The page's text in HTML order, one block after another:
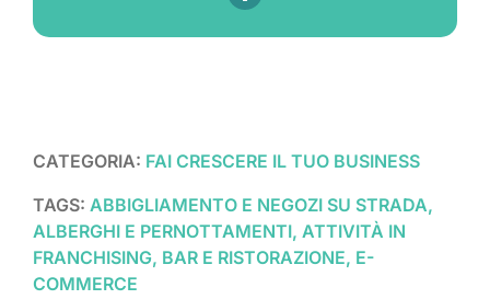
CATEGORIA: FAI CRESCERE IL TUO BUSINESS
TAGS: ABBIGLIAMENTO E NEGOZI SU STRADA,
ALBERGHI E PERNOTTAMENTI, ATTIVITÀ IN
FRANCHISING, BAR E RISTORAZIONE, E-
COMMERCE